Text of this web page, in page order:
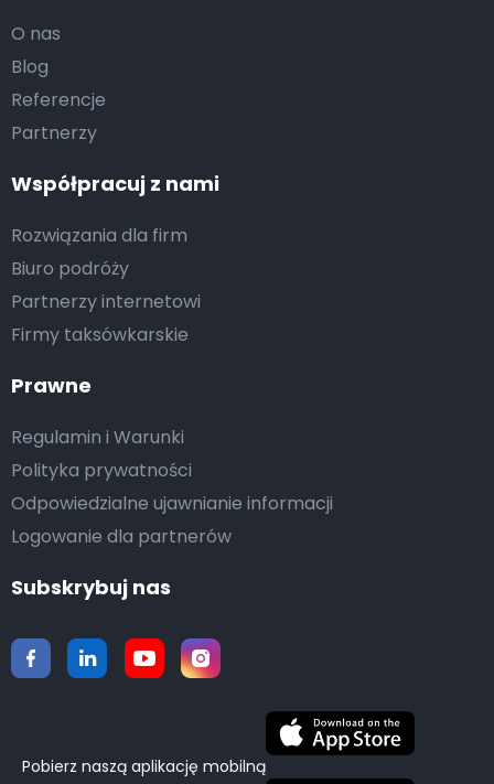
O nas
Blog
Referencje
Partnerzy
Współpracuj z nami
Rozwiązania dla firm
Biuro podróży
Partnerzy internetowi
Firmy taksówkarskie
Prawne
Regulamin i Warunki
Polityka prywatności
Odpowiedzialne ujawnianie informacji
Logowanie dla partnerów
Subskrybuj nas
Pobierz naszą aplikację mobilną